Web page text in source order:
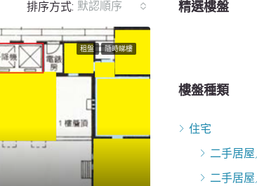
排序方式: 默認順序
租盤 隨時睇樓
精選樓盤
樓盤種類
住宅
二手居屋
二手居屋